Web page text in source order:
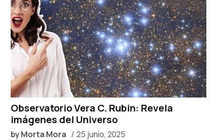
Observatorio Vera C. Rubin: Revela
imágenes del Universo
byMorta Mora 25 junio, 2025